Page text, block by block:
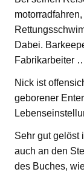
Dabei.
Fabrikarbeiter
Nick ist
geborener
Sehr gut gelöst
auch an den
des Buches,